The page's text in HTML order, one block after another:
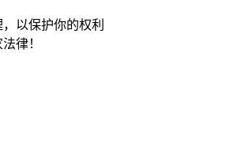
以保护你的权利
律！